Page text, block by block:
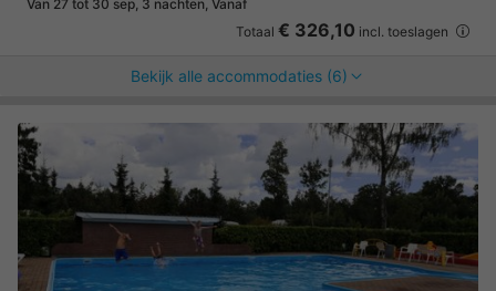
Van 27 tot 30 sep, 3 nachten, Vanaf
Totaal € 326,10 incl. toeslagen
Bekijk alle accommodaties (6)